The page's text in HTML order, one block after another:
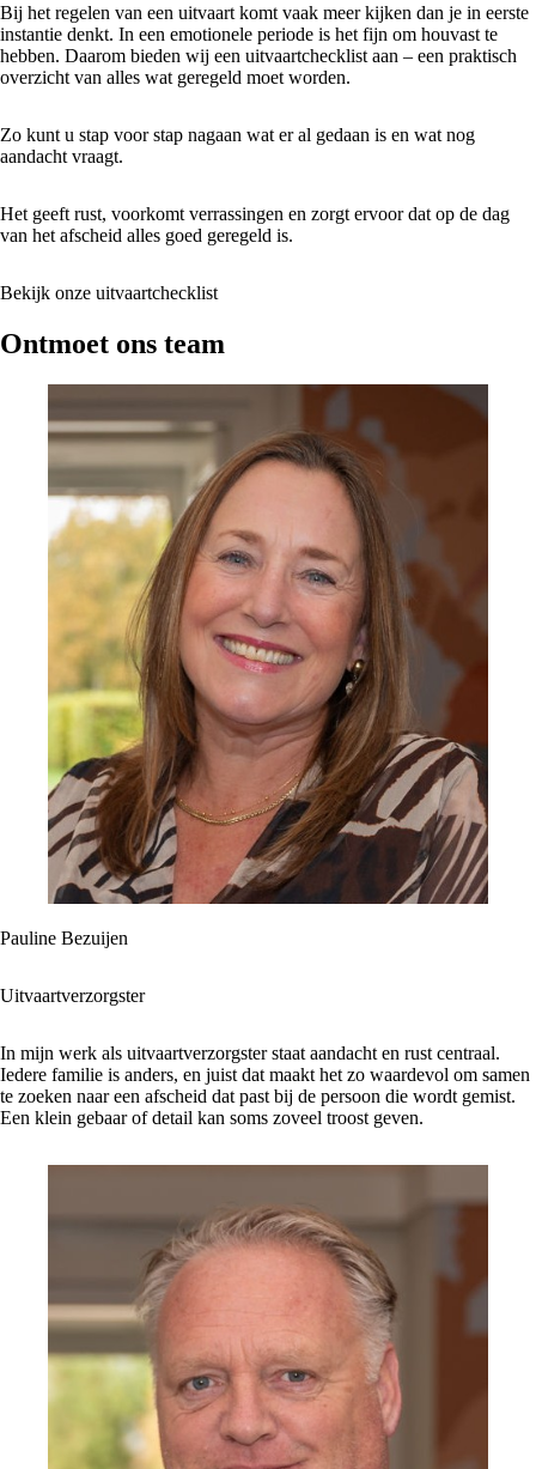
Bij het regelen van een uitvaart komt vaak meer kijken dan je in eerste
instantie denkt. In een emotionele periode is het fijn om houvast te
hebben. Daarom bieden wij een uitvaartchecklist aan – een praktisch
overzicht van alles wat geregeld moet worden.
Zo kunt u stap voor stap nagaan wat er al gedaan is en wat nog
aandacht vraagt.
Het geeft rust, voorkomt verrassingen en zorgt ervoor dat op de dag
van het afscheid alles goed geregeld is.
Bekijk onze uitvaartchecklist
Ontmoet ons team
Pauline Bezuijen
Uitvaartverzorgster
In mijn werk als uitvaartverzorgster staat aandacht en rust centraal.
Iedere familie is anders, en juist dat maakt het zo waardevol om samen
te zoeken naar een afscheid dat past bij de persoon die wordt gemist.
Een klein gebaar of detail kan soms zoveel troost geven.